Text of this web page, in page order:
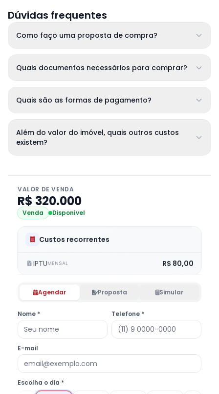
Dúvidas frequentes
Como faço uma proposta de compra?
Quais documentos necessários para comprar?
Quais são as formas de pagamento?
Além do valor do imóvel, quais outros custos
existem?
VALOR DE VENDA
R$ 320.000
Venda Disponível
Custos recorrentes
IPTUMENSAL R$ 80,00
Agendar Proposta Simular
Nome * Telefone *
E-mail
Escolha o dia *